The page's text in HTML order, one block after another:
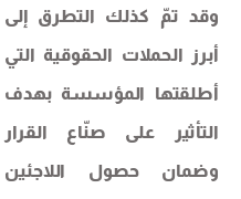
وقد تمّ كذلك التطرق إلى
أبرز الحملات الحقوقية التي
أطلقتها المؤسسة بهدف
التأثير على صنّاع القرار
وضمان حصول اللاجئين